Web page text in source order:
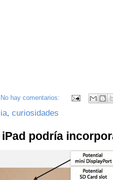
No hay comentarios:
, curiosidades
podría